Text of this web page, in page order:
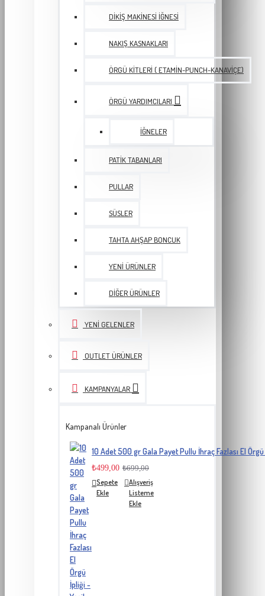
DIKIŞ MAKINESI İĞNESI
NAKIŞ KASNAKLARI
ÖRGÜ KITLERI ( ETAMIN-PUNCH-KANAVIÇE)
ÖRGÜ YARDIMCILARI
İĞNELER
PATIK TABANLARI
PULLAR
SÜSLER
TAHTA AHŞAP BONCUK
YENI ÜRÜNLER
DIĞER ÜRÜNLER
YENI GELENLER
OUTLET ÜRÜNLER
KAMPANYALAR
Kampanalı Ürünler
10 Adet 500 gr Gala Payet Pullu İhraç Fazlası El
₺499,00 ₺699,00
Sepete
Ekle
Alışveriş
Listeme
Ekle